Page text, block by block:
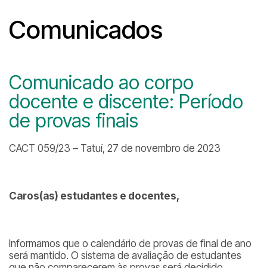
Comunicados
Comunicado ao corpo
docente e discente: Período
de provas finais
CACT 059/23 – Tatuí, 27 de novembro de 2023
Caros(as) estudantes e docentes,
Informamos que o calendário de provas de final de ano
será mantido. O sistema de avaliação de estudantes